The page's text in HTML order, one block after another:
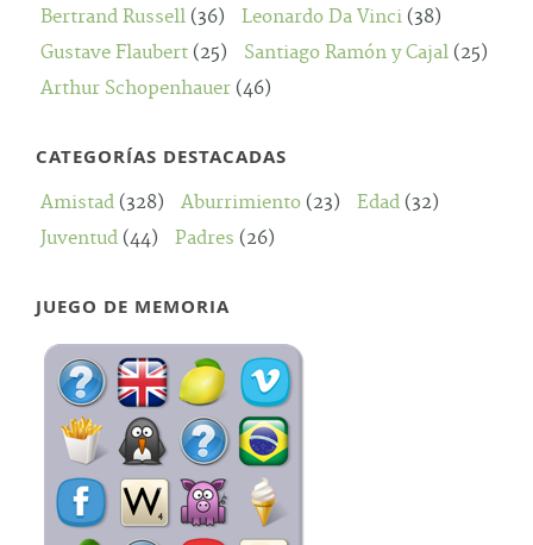
Bertrand Russell (36) Leonardo Da Vinci (38)
Gustave Flaubert (25) Santiago Ramón y Cajal (25)
Arthur Schopenhauer (46)
CATEGORÍAS DESTACADAS
Amistad (328) Aburrimiento (23) Edad (32)
Juventud (44) Padres (26)
JUEGO DE MEMORIA